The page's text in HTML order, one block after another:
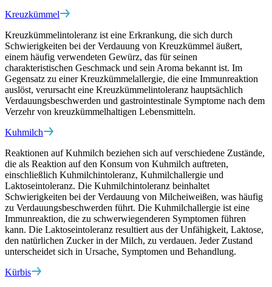
Kreuzkümmel
Kreuzkümmelintoleranz ist eine Erkrankung, die sich durch
Schwierigkeiten bei der Verdauung von Kreuzkümmel äußert,
einem häufig verwendeten Gewürz, das für seinen
charakteristischen Geschmack und sein Aroma bekannt ist. Im
Gegensatz zu einer Kreuzkümmelallergie, die eine Immunreaktion
auslöst, verursacht eine Kreuzkümmelintoleranz hauptsächlich
Verdauungsbeschwerden und gastrointestinale Symptome nach dem
Verzehr von kreuzkümmelhaltigen Lebensmitteln.
Kuhmilch
Reaktionen auf Kuhmilch beziehen sich auf verschiedene Zustände,
die als Reaktion auf den Konsum von Kuhmilch auftreten,
einschließlich Kuhmilchintoleranz, Kuhmilchallergie und
Laktoseintoleranz. Die Kuhmilchintoleranz beinhaltet
Schwierigkeiten bei der Verdauung von Milcheiweißen, was häufig
zu Verdauungsbeschwerden führt. Die Kuhmilchallergie ist eine
Immunreaktion, die zu schwerwiegenderen Symptomen führen
kann. Die Laktoseintoleranz resultiert aus der Unfähigkeit, Laktose,
den natürlichen Zucker in der Milch, zu verdauen. Jeder Zustand
unterscheidet sich in Ursache, Symptomen und Behandlung.
Kürbis